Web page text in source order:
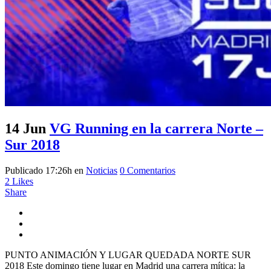
14 Jun VG Running en la carrera Norte –
Sur 2018
Publicado 17:26h en Noticias 0 Comentarios
2 Likes
Share
PUNTO ANIMACIÓN Y LUGAR QUEDADA NORTE SUR
2018 Este domingo tiene lugar en Madrid una carrera mítica: la